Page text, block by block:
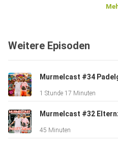
dir
Level zu
heben. Es geht um:
Weitere Episoden
1 Stunde 17 Minuten
45 Minuten